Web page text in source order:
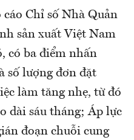
Chỉ số Nhà Quản
sản xuất Việt Nam
có ba điểm nhấn
số lượng đơn đặt
làm tăng nhẹ, từ đó
dài sáu tháng; Áp lực
đoạn chuỗi cung